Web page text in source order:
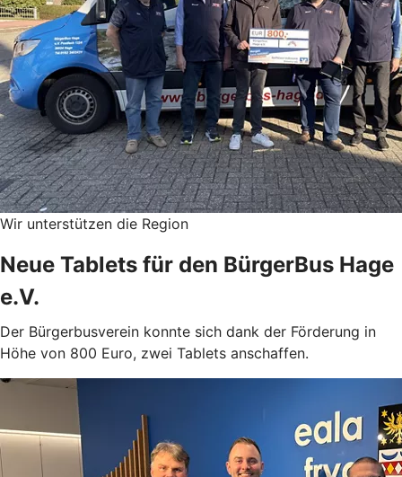
Wir unterstützen die Region
Neue Tablets für den BürgerBus Hage
e.V.
Der Bürgerbusverein konnte sich dank der Förderung in
Höhe von 800 Euro, zwei Tablets anschaffen.